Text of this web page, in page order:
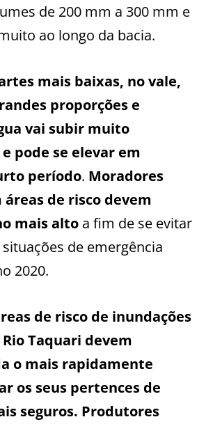
de 200 mm a 300 mm e
ao longo da bacia.
mais baixas, no vale,
proporções e
vai subir muito
pode se elevar em
período. Moradores
de risco devem
mais alto a fim de se evitar
de emergência
2020.
de risco de inundações
Taquari devem
o mais rapidamente
os seus pertences de
seguros. Produtores